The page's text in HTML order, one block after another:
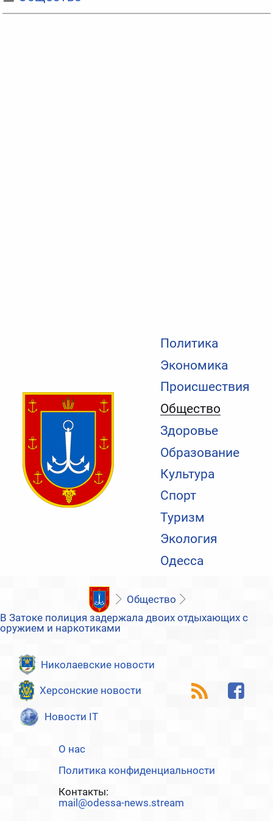
Политика
Экономика
Происшествия
Общество
Здоровье
Образование
Культура
Спорт
Туризм
Экология
Одесса
Общество
В Затоке полиция задержала двоих отдыхающих с
оружием и наркотиками
Николаевские новости
Херсонские новости
Новости IT
О нас
Политика конфиденциальности
Контакты:
mail@odessa-news.stream